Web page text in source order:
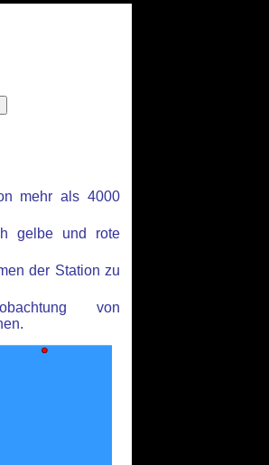
mehr als 4000
gelbe und rote
der Station zu
von